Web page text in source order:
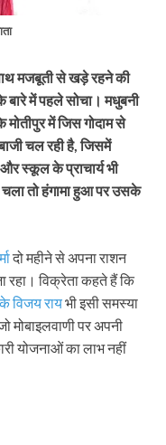
मजबूती से खड़े रहने की
में पहले सोचा। मधुबनी
मोतीपुर में जिस गोदाम से
चल रही है, जिसमें
स्कूल के प्राचार्य भी
चला तो हंगामा हुआ पर उसके
दो ​महीने से अपना राशन
रहा। विक्रेता कहते हैं कि
विजय रायभी इसी समस्या
पर अपनी
योजनाओं का लाभ नहीं